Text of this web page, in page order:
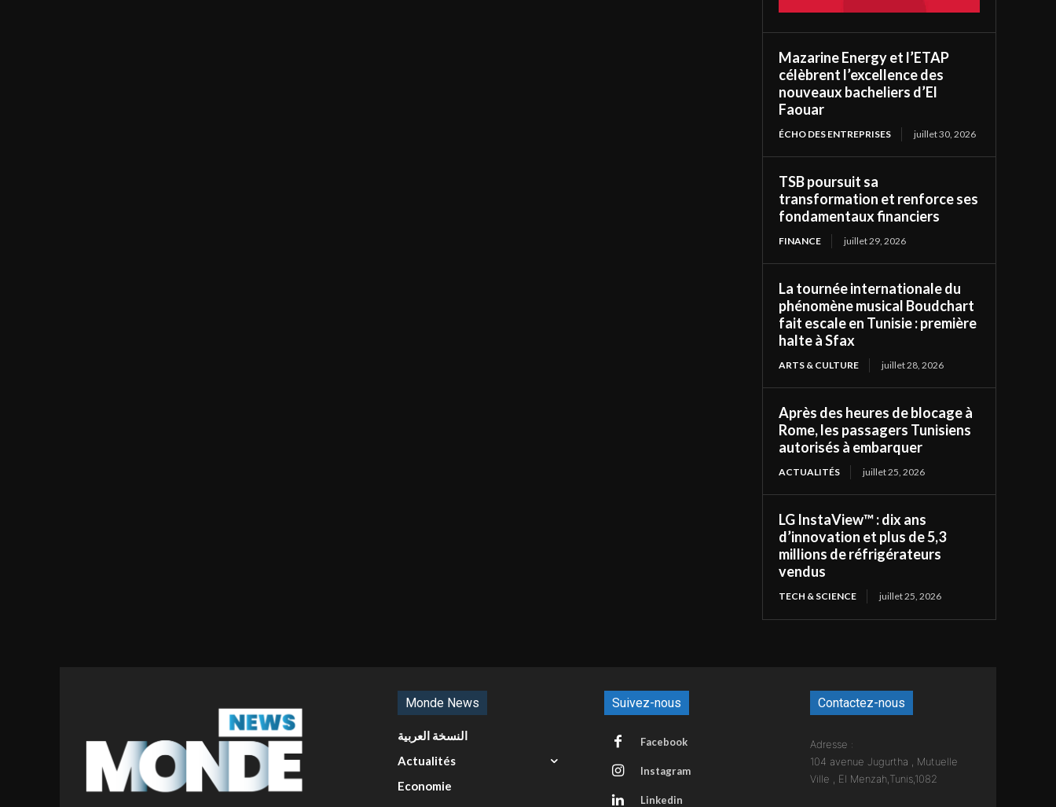
Mazarine Energy et l’ETAP
célèbrent l’excellence des
nouveaux bacheliers d’El
Faouar
ÉCHO DES ENTREPRISES juillet 30, 2026
TSB poursuit sa
transformation et renforce ses
fondamentaux financiers
FINANCE juillet 29, 2026
La tournée internationale du
phénomène musical Boudchart
fait escale en Tunisie : première
halte à Sfax
ARTS & CULTURE juillet 28, 2026
Après des heures de blocage à
Rome, les passagers Tunisiens
autorisés à embarquer
ACTUALITÉS juillet 25, 2026
LG InstaView™ : dix ans
d’innovation et plus de 5,3
millions de réfrigérateurs
vendus
TECH & SCIENCE juillet 25, 2026
Monde News
النسخة العربية
Actualités
Economie
Suivez-nous
Facebook
Instagram
Linkedin
Contactez-nous
Adresse :
104 avenue Jugurtha , Mutuelle
Ville , El Menzah,Tunis,1082